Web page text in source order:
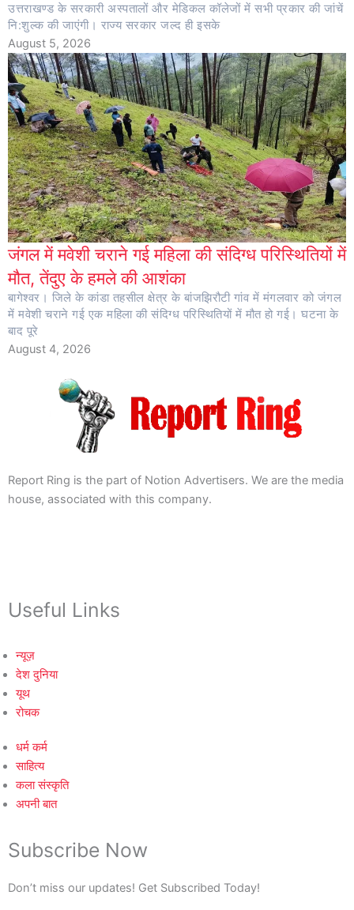
उत्तराखण्ड के सरकारी अस्पतालों और मेडिकल कॉलेजों में सभी प्रकार की जांचें
नि:शुल्क की जाएंगी। राज्य सरकार जल्द ही इसके
August 5, 2026
जंगल में मवेशी चराने गई महिला की संदिग्ध परिस्थितियों में
मौत, तेंदुए के हमले की आशंका
बागेश्वर। जिले के कांडा तहसील क्षेत्र के बांजझिरौटी गांव में मंगलवार को जंगल
में मवेशी चराने गई एक महिला की संदिग्ध परिस्थितियों में मौत हो गई। घटना के
बाद पूरे
August 4, 2026
Report Ring is the part of Notion Advertisers. We are the media
house, associated with this company.
Useful Links
न्यूज़
देश दुनिया
यूथ
रोचक
धर्म कर्म
साहित्य
कला संस्कृति
अपनी बात
Subscribe Now
Don’t miss our updates! Get Subscribed Today!